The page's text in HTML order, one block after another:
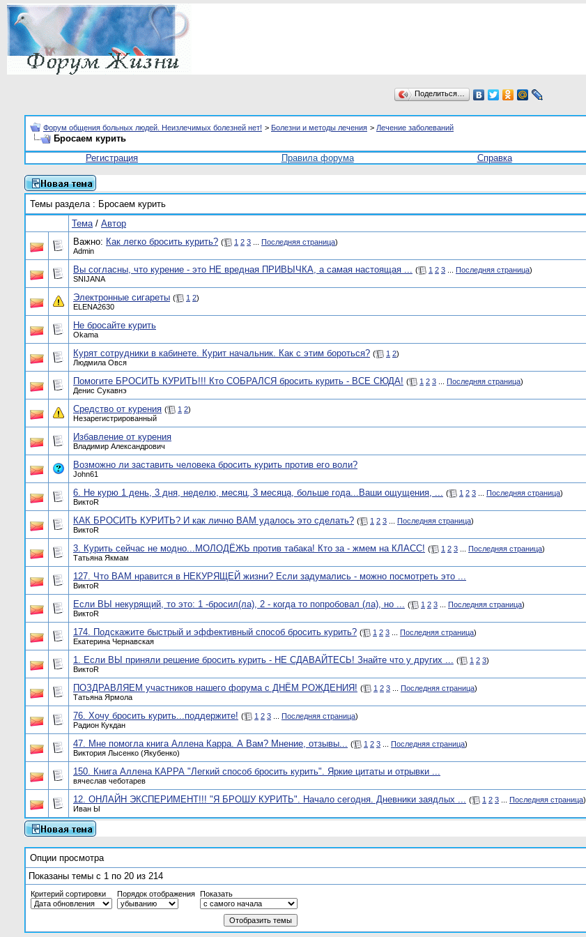
Поделиться…
Форум общения больных людей. Неизлечимых болезней нет! > Болезни и методы лечения > Лечение заболеваний
Бросаем курить
Регистрация Правила форума Справка
Темы раздела: Бросаем курить
Тема/ Автор
Важно: Как легко бросить курить? ( 1 2 3 Последняя страница)
Admin
Вы согласны, что курение - это НЕ вредная ПРИВЫЧКА, а самая настоящая ... ( 1 2 3 Последняя страница)
SNIJANA
Электронные сигареты ( 1 2)
ELENA2630
Не бросайте курить
Okama
Курят сотрудники в кабинете. Курит начальник. Как с этим бороться? ( 1 2)
Людмила Овся
Помогите БРОСИТЬ КУРИТЬ!!! Кто СОБРАЛСЯ бросить курить - ВСЕ СЮДА! ( 1 2 3 Последняя страница)
Денис Cукавнэ
Средство от курения ( 1 2)
Незарегистрированный
Избавление от курения
Владимир Александрович
Возможно ли заставить человека бросить курить против его воли?
John61
6. Не курю 1 день, 3 дня, неделю, месяц, 3 месяца, больше года...Ваши ощущения, ... ( 1 2 3 Последняя страница)
ВиктоR
КАК БРОСИТЬ КУРИТЬ? И как лично ВАМ удалось это сделать? ( 1 2 3 Последняя страница)
ВиктоR
3. Курить сейчас не модно...МОЛОДЁЖЬ против табака! Кто за - жмем на КЛАСС! ( 1 2 3 Последняя страница)
Татьяна Якмам
127. Что ВАМ нравится в НЕКУРЯЩЕЙ жизни? Если задумались - можно посмотреть это ...
ВиктоR
Если ВЫ некурящий, то это: 1 -бросил(ла), 2 - когда то попробовал (ла), но ... ( 1 2 3 Последняя страница)
ВиктоR
174. Подскажите быстрый и эффективный способ бросить курить? ( 1 2 3 Последняя страница)
Екатерина Чернавская
1. Если ВЫ приняли решение бросить курить - НЕ СДАВАЙТЕСЬ! Знайте что у других ... ( 1 2 3)
ВиктоR
ПОЗДРАВЛЯЕМ участников нашего форума с ДНЁМ РОЖДЕНИЯ! ( 1 2 3 Последняя страница)
Татьяна Ярмола
76. Хочу бросить курить...поддержите! ( 1 2 3 Последняя страница)
Радион Кукдан
47. Мне помогла книга Аллена Карра. А Вам? Мнение, отзывы... ( 1 2 3 Последняя страница)
Виктория Лысенко (Якубенко)
150. Книга Аллена КАРРА "Легкий способ бросить курить". Яркие цитаты и отрывки ...
вячеслав чеботарев
12. ОНЛАЙН ЭКСПЕРИМЕНТ!!! "Я БРОШУ КУРИТЬ". Начало сегодня. Дневники заядлых ... ( 1 2 3 Последняя страница)
Иван Ы
Опции просмотра
Показаны темы с 1 по 20 из 214
Критерий сортировки Порядок отображения Показать